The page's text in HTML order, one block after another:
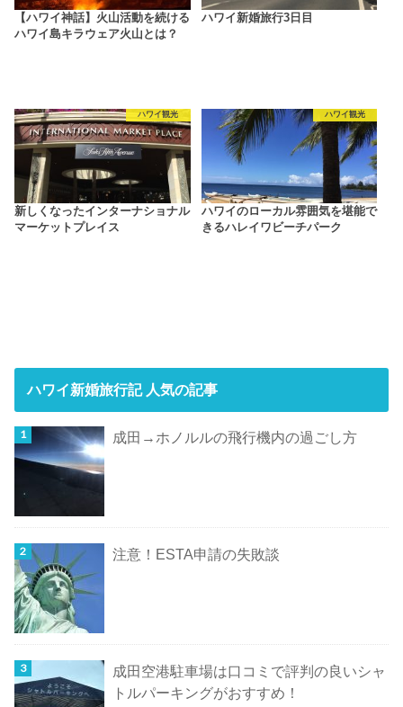
【ハワイ神話】火山活動を続ける
ハワイ島キラウェア火山とは？
ハワイ新婚旅行3日目
ハワイ観光
新しくなったインターナショナル
マーケットプレイス
ハワイ観光
ハワイのローカル雰囲気を堪能で
きるハレイワビーチパーク
ハワイ新婚旅行記 人気の記事
成田→ホノルルの飛行機内の過ごし方
注意！ESTA申請の失敗談
成田空港駐車場は口コミで評判の良いシャ
トルパーキングがおすすめ！